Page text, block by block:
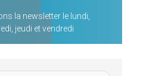
la newsletter le lundi,
jeudi et vendredi